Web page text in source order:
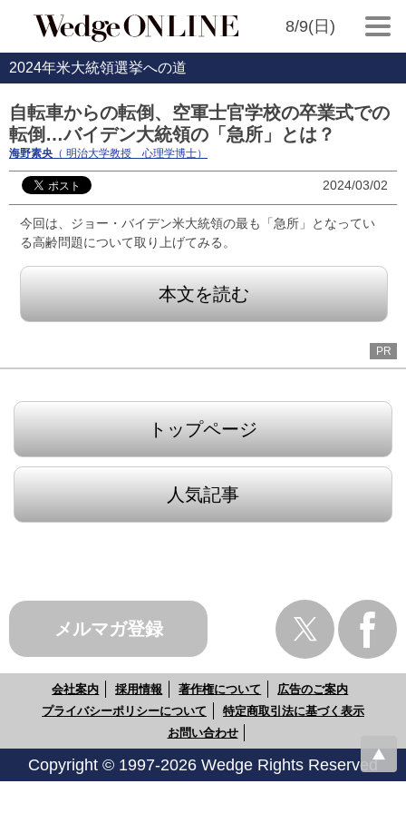
8/9(日)
2024年米大統領選挙への道
自転車からの転倒、空軍士官学校の卒業式での
転倒…バイデン大統領の「急所」とは？
海野素央 （ 明治大学教授 心理学博士）
2024/03/02
今回は、ジョー・バイデン米大統領の最も「急所」となってい
る高齢問題について取り上げてみる。
本文を読む
PR
トップページ
人気記事
メルマガ登録
会社案内 採用情報 著作権について
広告のご案内
プライバシーポリシーについて
特定商取引法に基づく表示
お問い合わせ
Copyright © 1997-2026 Wedge Rights Reserved